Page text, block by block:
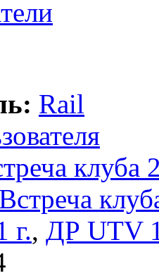
Rail
клуба
Встреча
г., ДР UTV